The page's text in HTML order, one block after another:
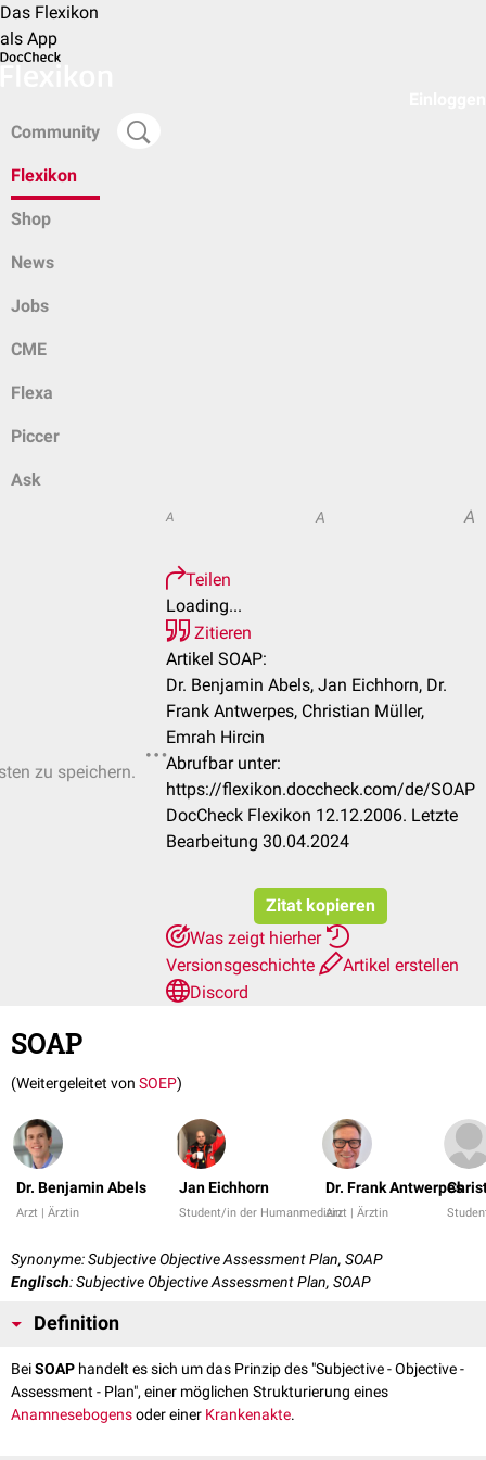
Das Flexikon
als App
Community
Flexikon
Shop
News
Jobs
CME
Flexa
Piccer
Ask
zu speichern.
A A A
Teilen
Loading...
Zitieren
Artikel SOAP:
Dr. Benjamin Abels, Jan Eichhorn, Dr.
Frank Antwerpes, Christian Müller,
Emrah Hircin
Abrufbar unter:
https://flexikon.doccheck.com/de/SOAP
DocCheck Flexikon 12.12.2006. Letzte
Bearbeitung 30.04.2024
Zitat kopieren
Was zeigt hierher
Versionsgeschichte
Artikel erstellen
Discord
SOAP
(Weitergeleitet von SOEP)
Dr. Benjamin Abels
Arzt | Ärztin
Jan Eichhorn
Student/in der Humanmedizin
Dr. Frank Antwerpes
Arzt | Ärztin
Synonyme: Subjective Objective Assessment Plan, SOAP
Englisch: Subjective Objective Assessment Plan, SOAP
Definition
BeiSOAP handelt es sich um das Prinzip des "Subjective - Objective -
Assessment - Plan", einer möglichen Strukturierung eines
Anamnesebogensoder einer Krankenakte.